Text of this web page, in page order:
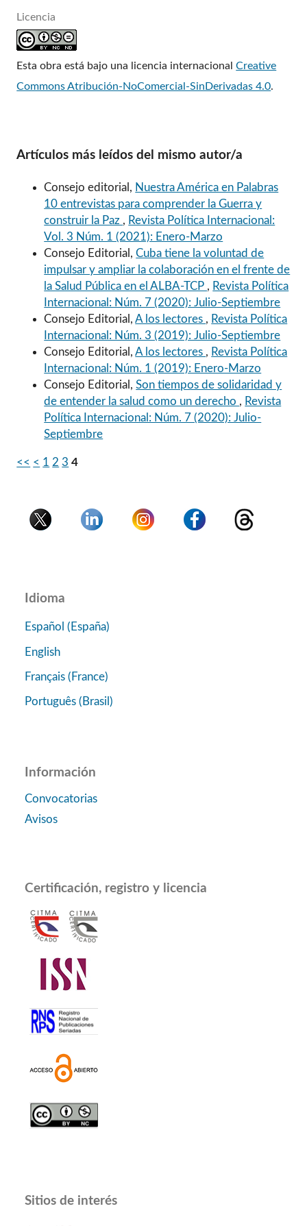
Licencia
Esta obra está bajo una licencia internacionalCreative
Commons Atribución-NoComercial-SinDerivadas 4.0.
Artículos más leídos del mismo autor/a
Consejo editorial, Nuestra América en Palabras
10 entrevistas para comprender la Guerra y
construir la Paz , Revista Política Internacional:
Vol. 3 Núm. 1 (2021): Enero-Marzo
Consejo Editorial,Cuba tiene la voluntad de
impulsar y ampliar la colaboración en el frente de
la Salud Pública en el ALBA-TCP , Revista Política
Internacional: Núm. 7 (2020): Julio-Septiembre
Consejo Editorial,A los lectores , Revista Política
Internacional: Núm. 3 (2019): Julio-Septiembre
Consejo Editorial,A los lectores , Revista Política
Internacional: Núm. 1 (2019): Enero-Marzo
Consejo Editorial,Son tiempos de solidaridad y
de entender la salud como un derecho , Revista
Política Internacional: Núm. 7 (2020): Julio-
Septiembre
<< < 1 2 3 4
Idioma
Español (España)
English
Français (France)
Português (Brasil)
Información
Convocatorias
Avisos
Certificación, registro y licencia
Sitios de interés